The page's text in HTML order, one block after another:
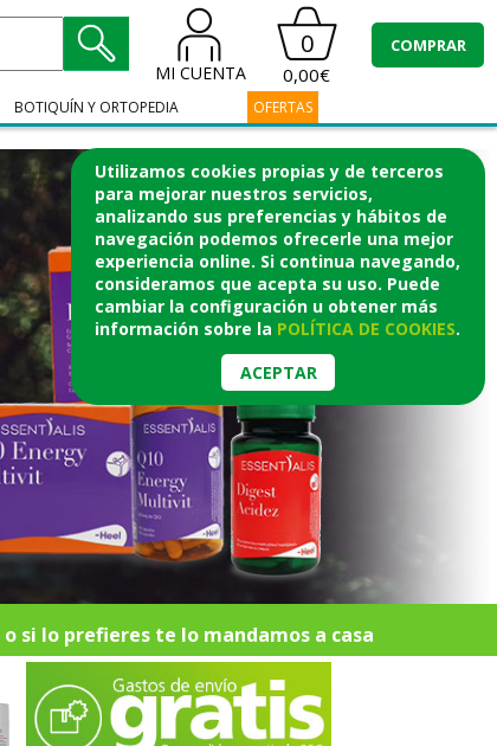
Utilizamos cookies propias y de terceros
para mejorar nuestros servicios,
analizando sus preferencias y hábitos de
navegación podemos ofrecerle una mejor
experiencia online. Si continua navegando,
consideramos que acepta su uso. Puede
cambiar la configuración u obtener más
información sobre la POLÍTICA DE COOKIES.
ACEPTAR
MI CUENTA
0
0,00€
COMPRAR
BOTIQUÍN Y ORTOPEDIA OFERTAS
o si lo prefieres te lo mandamos a casa